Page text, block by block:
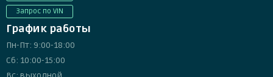
Запрос по VIN
График работы
Пн-Пт: 9:00-18:00
Сб: 10:00-15:00